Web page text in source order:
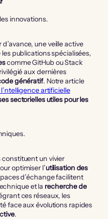
innovations.
une veille active
les publications spécialisées,
comme GitHub ou Stack
aux dernières
génératif. Notre article
artificielle
sectorielles utiles pour les
constituent un vivier
optimiser l’utilisation des
d’échange facilitent
et la recherche de
ces réseaux, les
face aux évolutions rapides
.